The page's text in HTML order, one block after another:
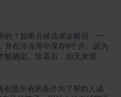
的？如果在候选者诊断后，一
并在冷冻库中保存6个月。因为
确定。除霜后，如无发现，
创造所有的条件为了帮助人成